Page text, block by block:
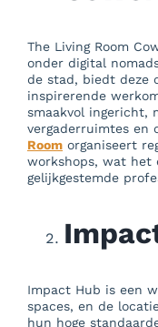
The Living Room
onder digital
de stad, biedt deze
inspirerende
smaakvol ingericht,
vergaderruimtes en
Roomorganiseert
workshops, wat het
gelijkgestemde
Impact Hub is een
spaces, en de
hun hoge